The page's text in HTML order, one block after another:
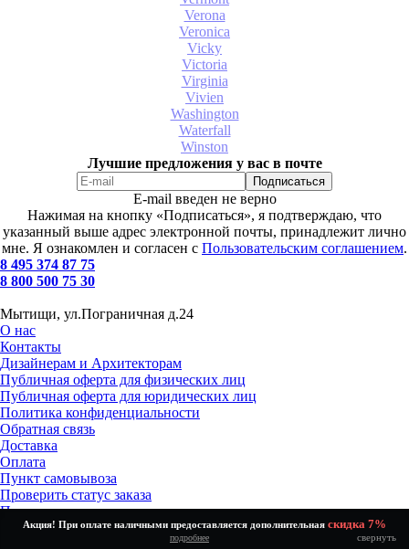
Акция! При оплате наличными предоставляется дополнительная скидка 7%
подробнее свернуть
Verona
Veronica
Vicky
Victoria
Virginia
Vivien
Washington
Waterfall
Winston
Лучшие предложения у вас в почте
E-mail введен не верно
Нажимая на кнопку «Подписаться», я подтверждаю, что
указанный выше адрес электронной почты, принадлежит лично
мне. Я ознакомлен и согласен с Пользовательским соглашением.
8 495 374 87 75
8 800 500 75 30
Мытищи, ул.Пограничная д.24
О нас
Контакты
Дизайнерам и Архитекторам
Публичная оферта для физических лиц
Публичная оферта для юридических лиц
Политика конфиденциальности
Обратная связь
Доставка
Оплата
Пункт самовывоза
Проверить статус заказа
Получение и возврат товара
Установка и подключение